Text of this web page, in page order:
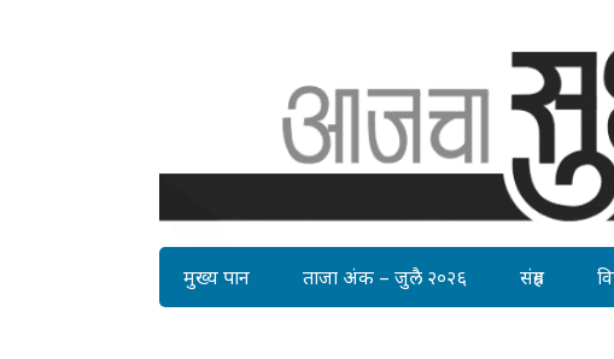
मुख्य पान ताजा अंक – जुलै २०२६ संग्रह